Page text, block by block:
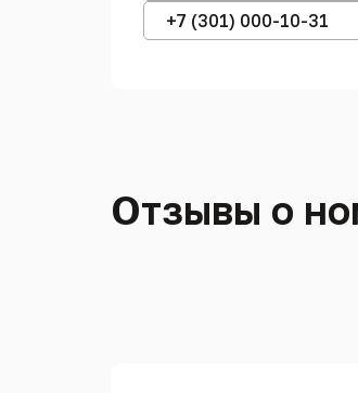
+7 (301) 000-10-31
Отзывы о